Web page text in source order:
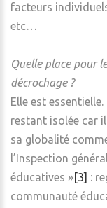
facteurs
etc…
Quelle place pour
décrochage ?
Elle est
restant isolée car
sa globalité
l’Inspection
éducatives »[3] :
communauté